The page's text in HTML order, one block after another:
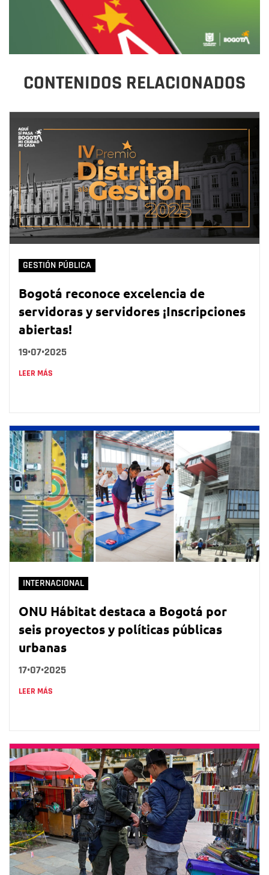
CONTENIDOS RELACIONADOS
GESTIÓN PÚBLICA
Bogotá reconoce excelencia de
servidoras y servidores ¡Inscripciones
abiertas!
19•07•2025
LEER MÁS
INTERNACIONAL
ONU Hábitat destaca a Bogotá por
seis proyectos y políticas públicas
urbanas
17•07•2025
LEER MÁS